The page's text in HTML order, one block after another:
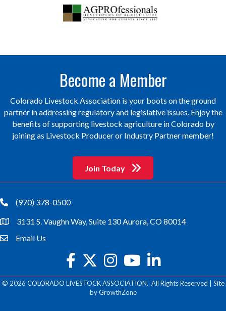
Become a Member
Colorado Livestock Association is your boots on the ground
partner in addressing regulatory and legislative issues. Enjoy the
benefits of supporting livestock agriculture in Colorado by
joining as Livestock Producer or Industry Partner member!
Join Today
phone(970) 378-0500
location3131 S. Vaughn Way, Suite 130 Aurora, CO 80014
emailEmail Us
facebook
twitterInstagramyoutube
© 2026 COLORADO LIVESTOCK ASSOCIATION. All Rights Reserved | Site
byGrowthZone